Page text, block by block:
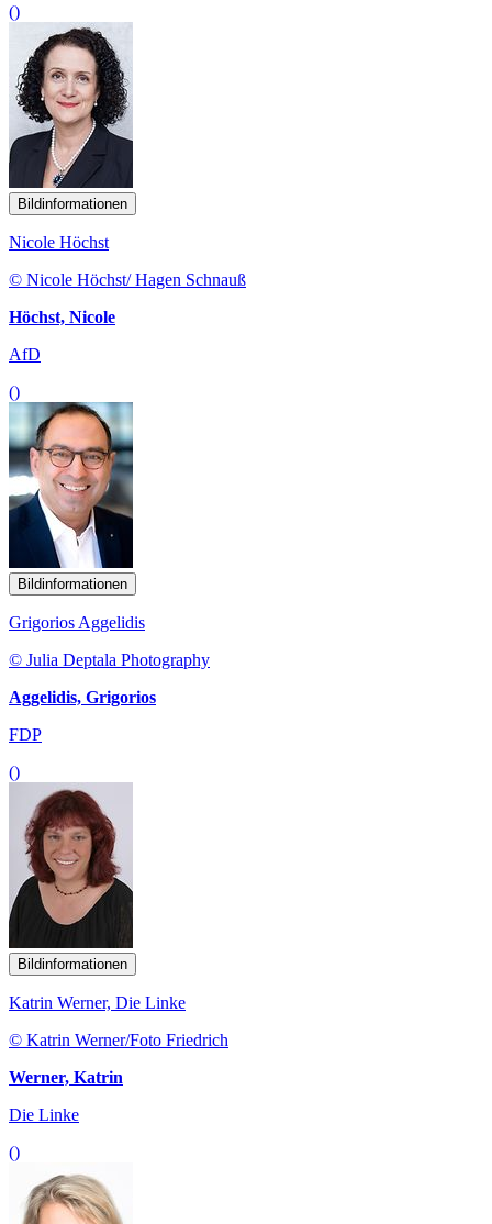
()
Bildinformationen
Nicole Höchst
© Nicole Höchst/ Hagen Schnauß
Höchst, Nicole
AfD
()
Bildinformationen
Grigorios Aggelidis
© Julia Deptala Photography
Aggelidis, Grigorios
FDP
()
Bildinformationen
Katrin Werner, Die Linke
© Katrin Werner/Foto Friedrich
Werner, Katrin
Die Linke
()